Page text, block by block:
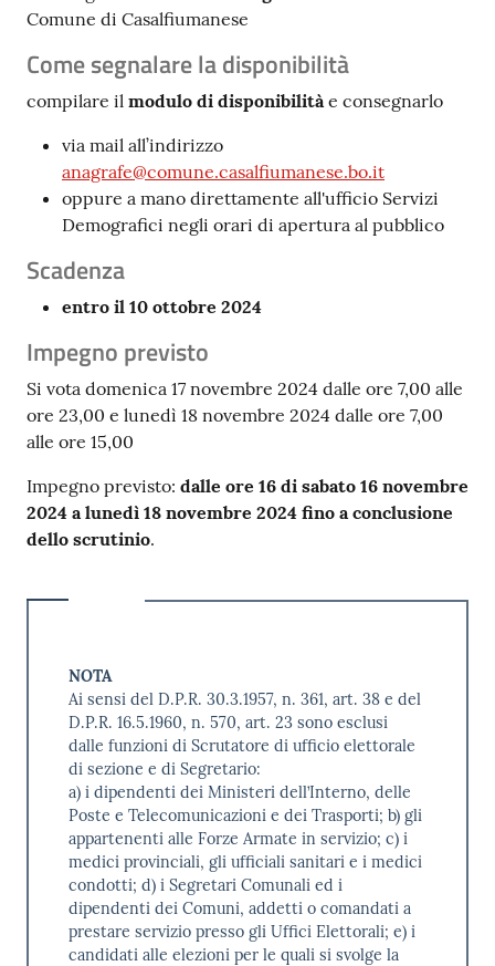
Comune di Casalfiumanese
Come segnalare la disponibilità
compilare il modulo di disponibilitàe consegnarlo
via mail all’indirizzo
anagrafe@comune.casalfiumanese.bo.it
oppure a mano direttamente all'ufficio Servizi
Demografici negli orari di apertura al pubblico
Scadenza
entro il 10 ottobre 2024
Impegno previsto
Si vota domenica 17 novembre 2024 dalle ore 7,00 alle
ore 23,00 e lunedì 18 novembre 2024 dalle ore 7,00
alle ore 15,00
Impegno previsto: dalle ore 16 di sabato 16 novembre
2024 a lunedì 18 novembre 2024 fino a conclusione
dello scrutinio.
NOTA
Ai sensi del D.P.R. 30.3.1957, n. 361, art. 38 e del
D.P.R. 16.5.1960, n. 570, art. 23 sono esclusi
dalle funzioni di Scrutatore di ufficio elettorale
di sezione e di Segretario:
a) i dipendenti dei Ministeri dell’Interno, delle
Poste e Telecomunicazioni e dei Trasporti; b) gli
appartenenti alle Forze Armate in servizio; c) i
medici provinciali, gli ufficiali sanitari e i medici
condotti; d) i Segretari Comunali ed i
dipendenti dei Comuni, addetti o comandati a
prestare servizio presso gli Uffici Elettorali; e) i
candidati alle elezioni per le quali si svolge la